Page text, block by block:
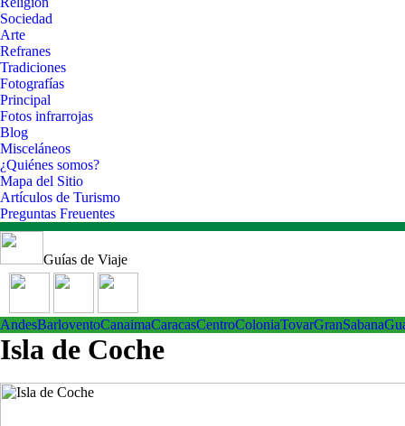
Sociedad
Arte
Refranes
Tradiciones
Fotografías
Principal
Fotos infrarrojas
Blog
Misceláneos
¿Quiénes somos?
Mapa del Sitio
Artículos de Turismo
Preguntas Freuentes
Guías de Viaje
AndesBarloventoCanaimaCaracasCentroColoniaTovarGranSabana
Isla de Coche